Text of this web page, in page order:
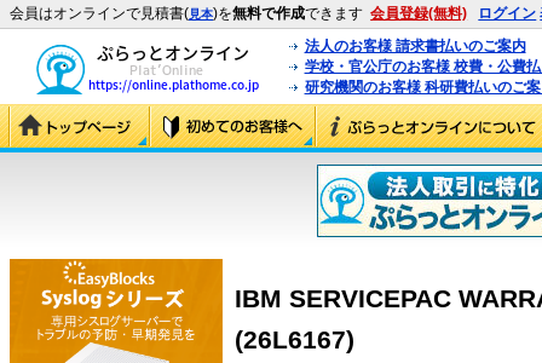
会員はオンラインで見積書(見本)を無料で作成できます 会員登録(無料) ログイン
法人のお客様 請求書払いのご案内
学校・官公庁のお客様 校費・公費
研究機関のお客様 科研費払いのご
IBM SERVICEPAC
(26L6167)